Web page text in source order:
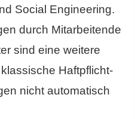
Social Engineering.
durch Mitarbeitende
sind eine weitere
Haft­pflicht-
nicht automatisch